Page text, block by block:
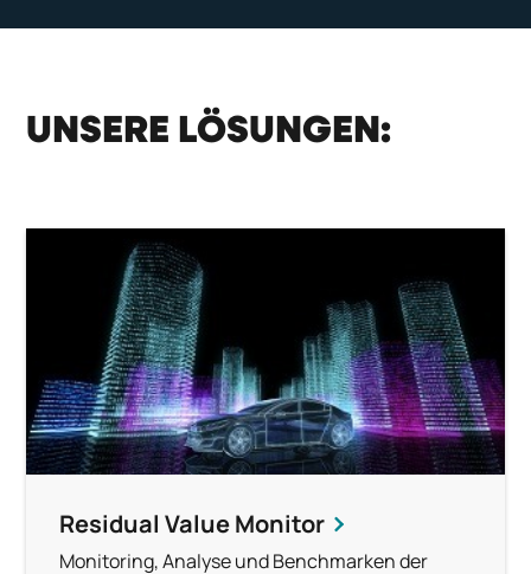
UNSERE LÖSUNGEN:
Residual Value Monitor
Monitoring, Analyse und Benchmarken der